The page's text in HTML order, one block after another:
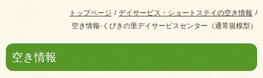
トップページ
デイサービス・ショートステイの空き情報
空き情報-くびきの里デイサービスセンター（通常規模型）
空き情報